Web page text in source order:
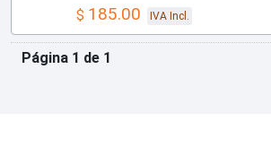
$ 185.00 IVA Incl.
Página 1 de 1